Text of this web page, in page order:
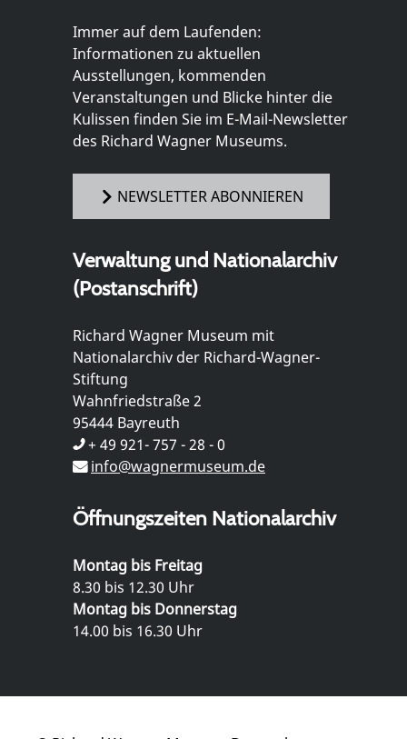
Immer auf dem Laufenden:
Informationen zu aktuellen
Ausstellungen, kommenden
Veranstaltungen und Blicke hinter die
Kulissen finden Sie im E-Mail-Newsletter
des Richard Wagner Museums.
NEWSLETTER ABONNIEREN
Verwaltung und Nationalarchiv
(Postanschrift)
Richard Wagner Museum mit
Nationalarchiv der Richard-Wagner-
Stiftung
Wahnfriedstraße 2
95444 Bayreuth
+ 49 921- 757 - 28 - 0
info@wagnermuseum.de
Öffnungszeiten Nationalarchiv
Montag bis Freitag
8.30 bis 12.30 Uhr
Montag bis Donnerstag
14.00 bis 16.30 Uhr